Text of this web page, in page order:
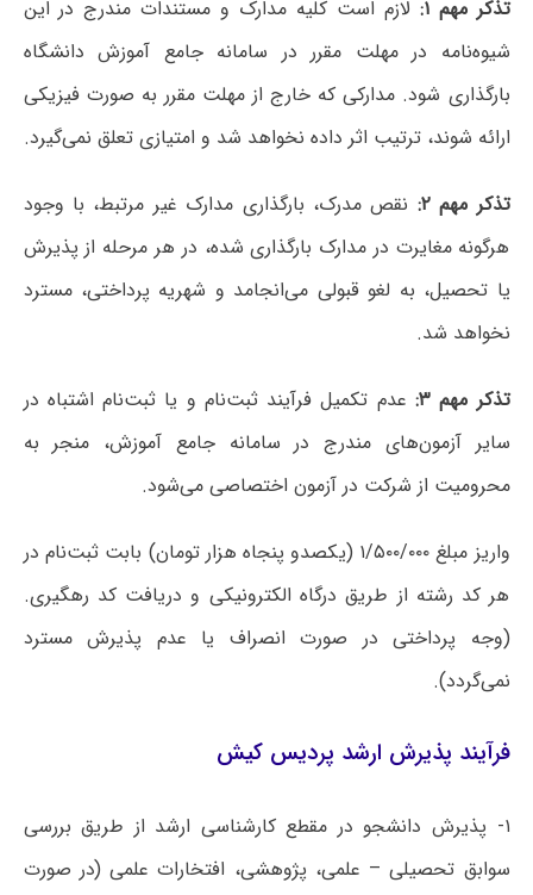
تذکر مهم ۱:
لازم است کلیه مدارک و مستندات مندرج در این
شیوه‌نامه در مهلت مقرر در سامانه جامع آموزش دانشگاه
بارگذاری شود. مدارکی که خارج از مهلت مقرر به صورت فیزیکی
ارائه شوند، ترتیب اثر داده نخواهد شد و امتیازی تعلق نمی‌گیرد.
تذکر مهم ۲:
نقص مدرک، بارگذاری مدارک غیر مرتبط، با وجود
هرگونه مغایرت در مدارک بارگذاری شده، در هر مرحله از پذیرش
یا تحصیل، به لغو قبولی می‌انجامد و شهریه پرداختی، مسترد
نخواهد شد.
تذکر مهم ۳:
عدم تکمیل فرآیند ثبت‌نام و یا ثبت‌نام اشتباه در
سایر آزمون‌های مندرج در سامانه جامع آموزش، منجر به
محرومیت از شرکت در آزمون اختصاصی می‌شود.
واریز مبلغ ۱/۵۰۰/۰۰۰ (یکصدو پنجاه هزار تومان) بابت ثبت‌نام در
هر کد رشته از طریق درگاه الکترونیکی و دریافت کد رهگیری.
(وجه پرداختی در صورت انصراف یا عدم پذیرش مسترد
نمی‌گردد).
فرآیند پذیرش ارشد پردیس کیش
۱- پذیرش دانشجو در مقطع کارشناسی ارشد از طریق بررسی
سوابق تحصیلی – علمی، پژوهشی، افتخارات علمی (در صورت